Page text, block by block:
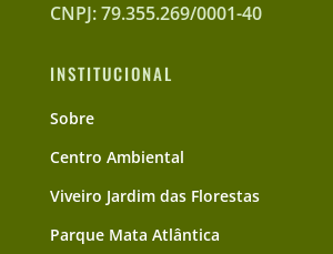
CNPJ: 79.355.269/0001-40
INSTITUCIONAL
Sobre
Centro Ambiental
Viveiro Jardim das Florestas
Parque Mata Atlântica